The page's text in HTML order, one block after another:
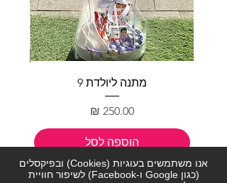
מתנה ליולדת 9
מחיר
הוספה לסל
אנו משתמשים בעוגיות (Cookies) ובפיקסלים
(כגון Google ו-Facebook) לשיפור חוויית